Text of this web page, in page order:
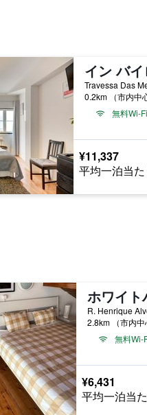
イン バ
0.2km （市内中
無料Wi-Fi
¥11,337
平均一泊当た
2.8km （市内中
無料Wi-
¥6,431
平均一泊当